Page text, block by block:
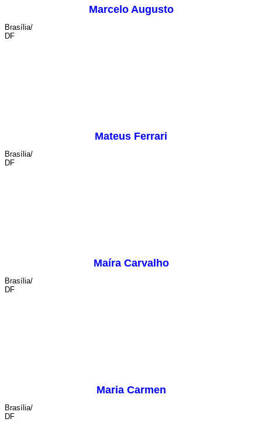
Marcelo Augusto
Brasília/
DF
Mateus Ferrari
Brasília/
DF
Maíra Carvalho
Brasília/
DF
Maria Carmen
Brasília/
DF